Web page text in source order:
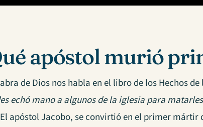
apóstol murió
de Dios nos habla en el libro de los Hechos
echó mano a algunos de la iglesia para
El apóstol Jacobo, se convirtió en el primer